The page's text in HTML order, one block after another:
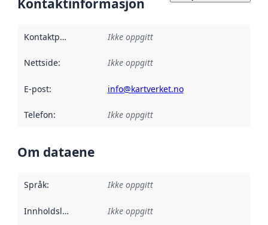
Kontaktinformasjon
Kontaktpunkt Ikke oppgitt
Nettside: Ikke oppgitt
E-post: info@kartverket.no
Telefon: Ikke oppgitt
Om dataene
Språk: Ikke oppgitt
Innholdsleverandører :
Ikke oppgitt